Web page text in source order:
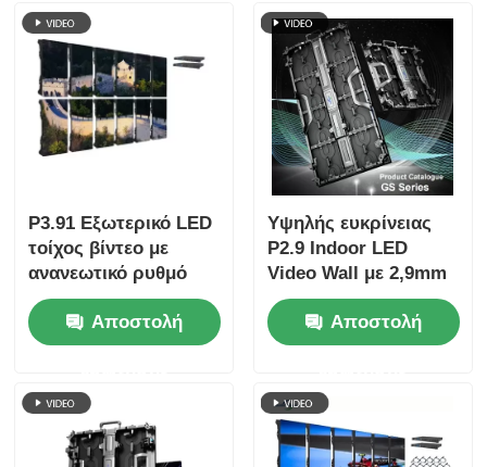
P3.91 Εξωτερικό LED
τοίχος βίντεο με
ανανεωτικό ρυθμό
7680Hz, πλήρη
έγχρωμη οθόνη και
προστασία IP65 για
εκδηλώσεις σκηνής
Αποστολή
Υψηλής ευκρίνειας
P2.9 Indoor LED
Video Wall με 2,9mm
Pixel Pitch 3840 Hz
Refresh Rate και
4500cd/sqm
Αποστολή